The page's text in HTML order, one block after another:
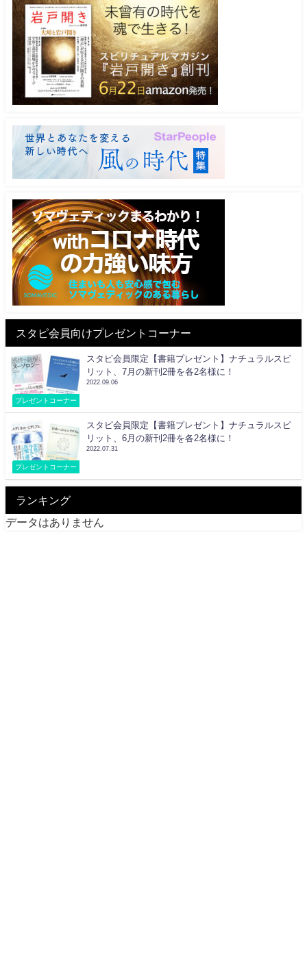
スタピ会員向けプレゼントコーナー
プレゼントコーナー
スタピ会員限定【書籍プレゼント】ナチュラルスピ
リット、7月の新刊2冊を各2名様に！
2022.09.06
プレゼントコーナー
スタピ会員限定【書籍プレゼント】ナチュラルスピ
リット、6月の新刊2冊を各2名様に！
2022.07.31
ランキング
データはありません